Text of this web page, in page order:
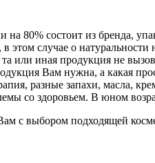
80% состоит из бренда,
этом случае о
или иная продукция не
Вам нужна, а какая
разные запахи, масла,
со здоровьем. В юном
с выбором подходящей